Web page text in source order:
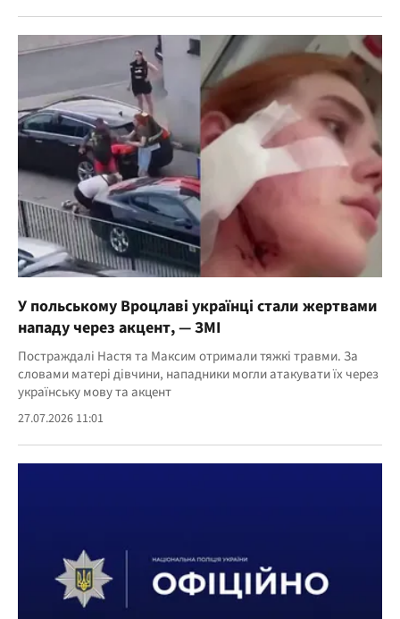
У польському Вроцлаві українці стали жертвами
нападу через акцент, — ЗМІ
Постраждалі Настя та Максим отримали тяжкі травми. За
словами матері дівчини, нападники могли атакувати їх через
українську мову та акцент
27.07.2026 11:01